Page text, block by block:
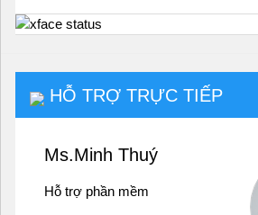
HỖ TRỢ TRỰC TIẾP
Ms.Minh Thuý
Hỗ trợ phần mềm